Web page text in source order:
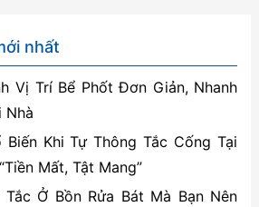
nhất
Vị Trí Bể Phốt Đơn Giản, Nhanh
Nhà
Biến Khi Tự Thông Tắc Cống Tại
Mất, Tật Mang”
Ở Bồn Rửa Bát Mà Bạn Nên